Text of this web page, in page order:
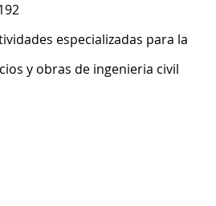
especializadas para la
y obras de ingenieria civil